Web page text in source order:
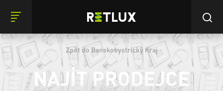
Zpět do Banskobystrický Kraj
NAJÍT PRODEJCE